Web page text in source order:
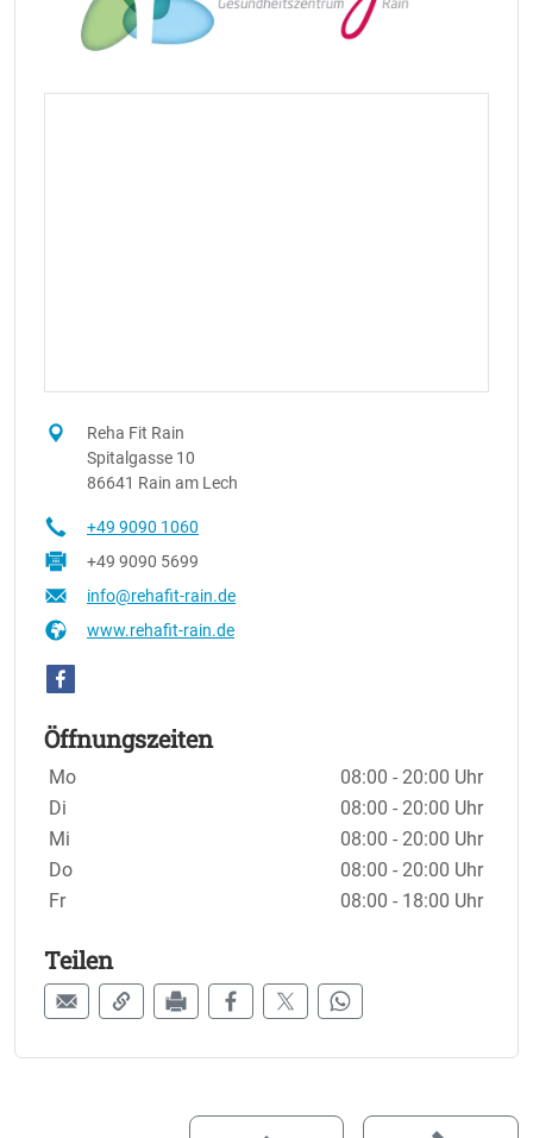
Reha Fit Rain
Spitalgasse 10
86641 Rain am Lech
+49 9090 1060
+49 9090 5699
info@rehafit-rain.de
www.rehafit-rain.de
Öffnungszeiten
Wochentage / Monate
Öffnungszeiten / Hinweise
Mo
08:00 - 20:00 Uhr
Di
08:00 - 20:00 Uhr
Mi
08:00 - 20:00 Uhr
Do
08:00 - 20:00 Uhr
Fr
08:00 - 18:00 Uhr
Teilen